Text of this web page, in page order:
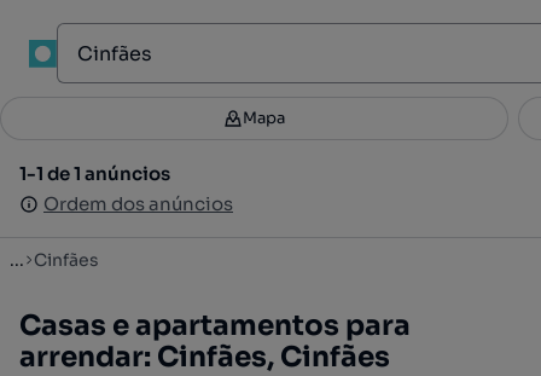
Filtros 2
1-1 de 1 anúncios
Ordem dos anúncios
Mapa
1-1 de 1 anúncios
Ordem dos anúncios
... Cinfães
Casas e apartamentos para
arrendar: Cinfães, Cinfães